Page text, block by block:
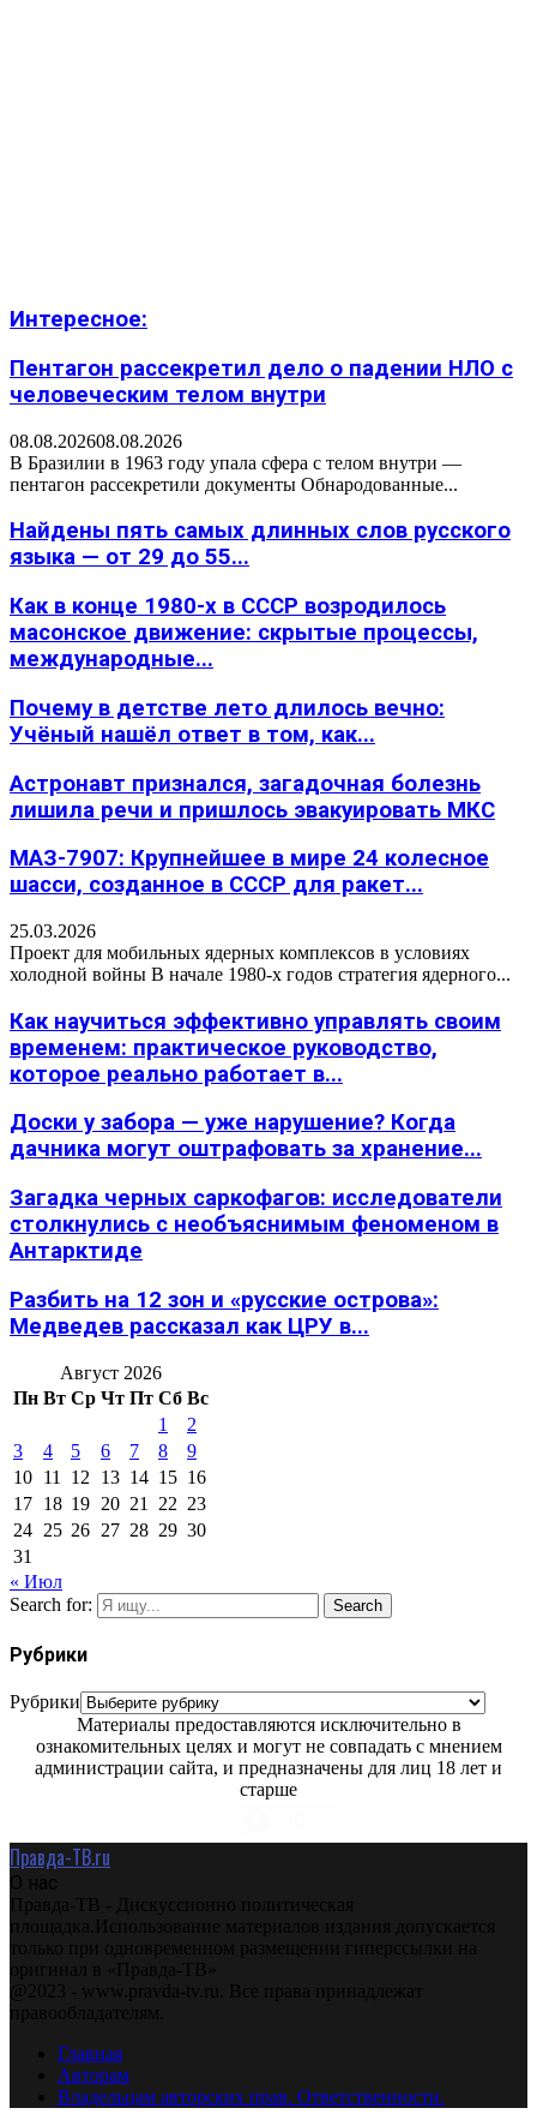
Интересное:
Пентагон рассекретил дело о падении НЛО с
человеческим телом внутри
08.08.202608.08.2026
В Бразилии в 1963 году упала сфера с телом внутри —
пентагон рассекретили документы Обнародованные...
Найдены пять самых длинных слов русского
языка — от 29 до 55...
Как в конце 1980-х в СССР возродилось
масонское движение: скрытые процессы,
международные...
Почему в детстве лето длилось вечно:
Учёный нашёл ответ в том, как...
Астронавт признался, загадочная болезнь
лишила речи и пришлось эвакуировать МКС
МАЗ-7907: Крупнейшее в мире 24 колесное
шасси, созданное в СССР для ракет...
25.03.2026
Проект для мобильных ядерных комплексов в условиях
холодной войны В начале 1980-х годов стратегия ядерного...
Как научиться эффективно управлять своим
временем: практическое руководство,
которое реально работает в...
Доски у забора — уже нарушение? Когда
дачника могут оштрафовать за хранение...
Загадка черных саркофагов: исследователи
столкнулись с необъяснимым феноменом в
Антарктиде
Разбить на 12 зон и «русские острова»:
Медведев рассказал как ЦРУ в...
Август 2026
Пн Вт Ср Чт Пт Сб Вс
1
2
3
4 5 6 7 8
9
10 11 12 13 14 15 16
17 18 19 20 21 22 23
24 25 26 27 28 29 30
31
« Июл
Search for:
Search
Рубрики
Рубрики
Материалы предоставляются исключительно в
ознакомительных целях и могут не совпадать с мнением
администрации сайта, и предназначены для лиц 18 лет и
старше
Правда-ТВ.ru
О нас
Правда-ТВ - Дискуссионно политическая
площадка.Использование материалов издания допускается
только при одновременном размещении гиперссылки на
оригинал в «Правда-ТВ»
@2023 - www.pravda-tv.ru. Все права принадлежат
правообладателям.
Главная
Авторам
Владельцам авторских прав. Ответственности.